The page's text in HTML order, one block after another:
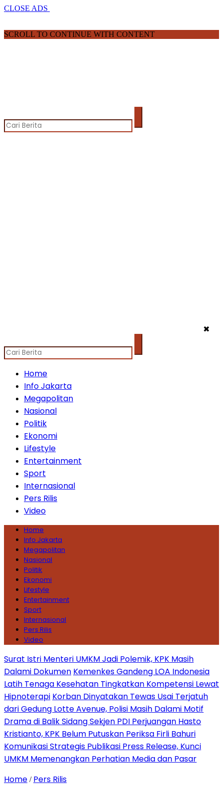
CLOSE ADS
SCROLL TO CONTINUE WITH CONTENT
✖
Home
Info Jakarta
Megapolitan
Nasional
Politik
Ekonomi
Lifestyle
Entertainment
Sport
Internasional
Pers Rilis
Video
Home
Info Jakarta
Megapolitan
Nasional
Politik
Ekonomi
Lifestyle
Entertainment
Sport
Internasional
Pers Rilis
Video
Surat Istri Menteri UMKM Jadi Polemik, KPK Masih
Dalami Dokumen Kemenkes Gandeng LOA Indonesia
Latih Tenaga Kesehatan Tingkatkan Kompetensi Lewat
Hipnoterapi Korban Dinyatakan Tewas Usai Terjatuh
dari Gedung Lotte Avenue, Polisi Masih Dalami Motif
Drama di Balik Sidang Sekjen PDI Perjuangan Hasto
Kristianto, KPK Belum Putuskan Periksa Firli Bahuri
Komunikasi Strategis Publikasi Press Release, Kunci
UMKM Memenangkan Perhatian Media dan Pasar
Home / Pers Rilis